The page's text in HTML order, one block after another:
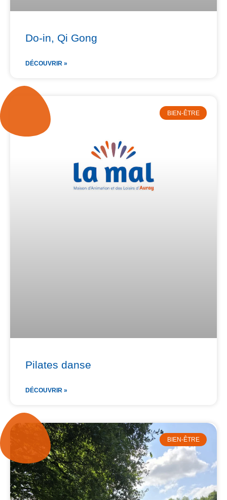
Do-in, Qi Gong
DÉCOUVRIR »
BIEN-ÊTRE
Pilates danse
DÉCOUVRIR »
BIEN-ÊTRE